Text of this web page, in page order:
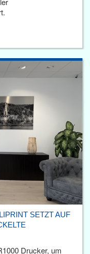
SETZT AUF
Drucker, um